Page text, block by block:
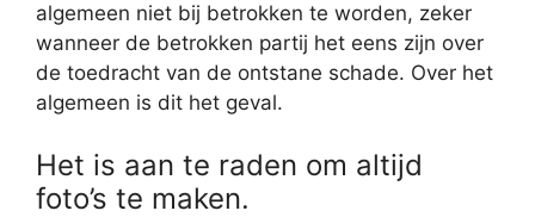
algemeen niet bij betrokken te worden, zeker
wanneer de betrokken partij het eens zijn over
de toedracht van de ontstane schade. Over het
algemeen is dit het geval.
Het is aan te raden om altijd
foto’s te maken.